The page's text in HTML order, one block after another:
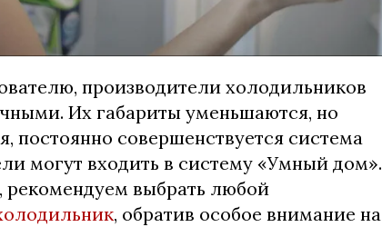
производители холодильников
Их габариты уменьшаются, но
постоянно совершенствуется система
могут входить в систему «Умный дом».
рекомендуем выбрать любой
, обратив особое внимание на